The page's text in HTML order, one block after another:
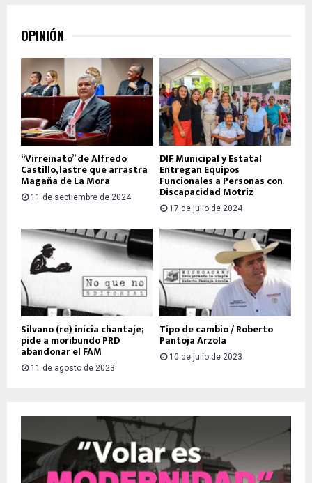
OPINIÓN
“Virreinato” de Alfredo
Castillo, lastre que arrastra
Magaña de La Mora
11 de septiembre de 2024
DIF Municipal y Estatal
Entregan Equipos
Funcionales a Personas con
Discapacidad Motriz
17 de julio de 2024
Silvano (re) inicia chantaje;
pide a moribundo PRD
abandonar el FAM
11 de agosto de 2023
Tipo de cambio / Roberto
Pantoja Arzola
10 de julio de 2023